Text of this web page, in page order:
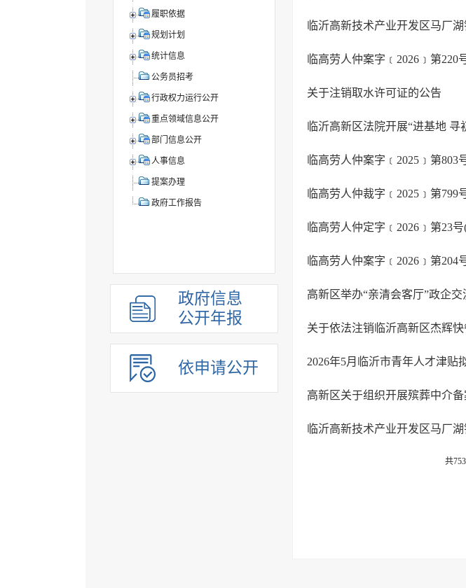
履职依据
规划计划
统计信息
公务员招考
行政权力运行公开
重点领域信息公开
部门信息公开
人事信息
提案办理
政府工作报告
政府信息
公开年报
依申请公开
临高劳人仲案字﹝2026﹞第220
关于注销取水许可证的公告
临沂高新区法院开展“进基地 寻
临高劳人仲定字﹝2026﹞第23
高新区举办“亲清会客厅”政企交
关于依法注销临沂高新区杰辉
2026年5月临沂市青年人才津贴
高新区关于组织开展殡葬中介
共